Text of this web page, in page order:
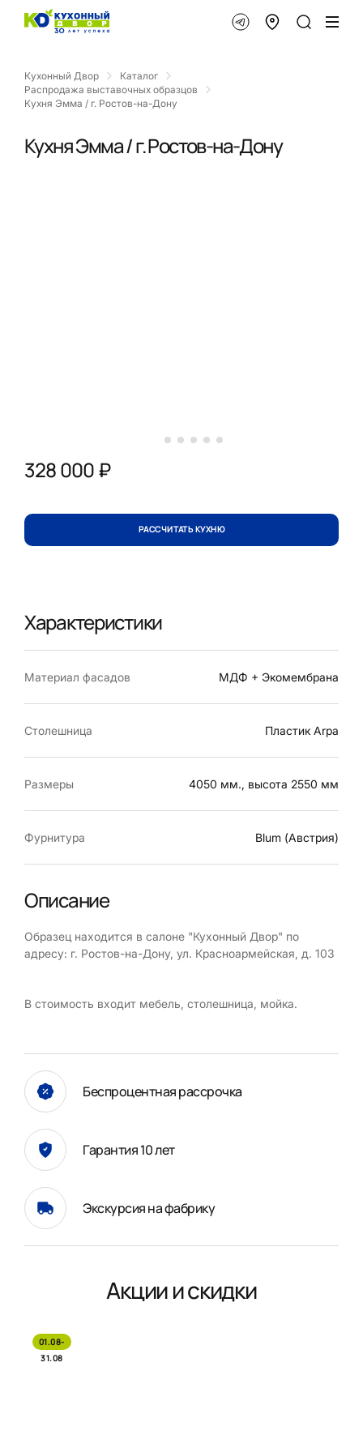
Кухонный Двор
Каталог
Распродажа выставочных образцов
Кухня Эмма / г. Ростов-на-Дону
Кухня Эмма / г. Ростов-на-Дону
328 000 ₽
РАССЧИТАТЬ КУХНЮ
Характеристики
Материал фасадов МДФ + Экомембрана
Столешница Пластик Arpa
Размеры 4050 мм., высота 2550 мм
Фурнитура Blum (Австрия)
Описание
Образец находится в салоне "Кухонный Двор" по
адресу: г. Ростов-на-Дону, ул. Красноармейская, д. 103
В стоимость входит мебель, столешница, мойка.
Беспроцентная рассрочка
Гарантия 10 лет
Экскурсия на фабрику
Акции и скидки
01.08-
31.08